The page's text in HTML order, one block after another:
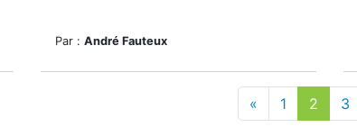
Par : André Fauteux
« 1 2 3